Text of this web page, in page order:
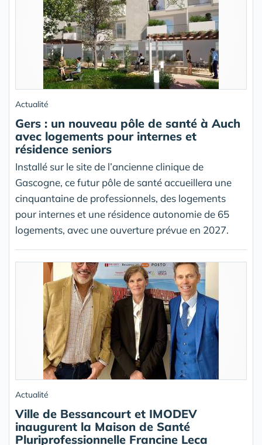
Actualité
Gers : un nouveau pôle de santé à Auch
avec logements pour internes et
résidence seniors
Installé sur le site de l’ancienne clinique de
Gascogne, ce futur pôle de santé accueillera une
cinquantaine de professionnels, des logements
pour internes et une résidence autonomie de 65
logements, avec une ouverture prévue en 2027.
Actualité
Ville de Bessancourt et IMODEV
inaugurent la Maison de Santé
Pluriprofessionnelle Francine Leca